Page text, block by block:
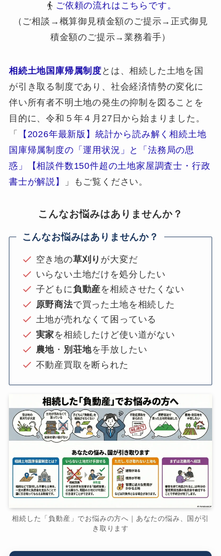
ご依頼の流れはこちらです。
（ご相談→概算御見積金額のご提示→正式御見
積金額のご提示→業務着手）
相続土地国庫帰属制度 とは、相続した土地を国
が引き取る制度であり、社会経済情勢の変化に
伴い所有者不明土地の発生の抑制を図ることを
目的に、令和５年４月27日から始まりました。
「
【2026年最新版】統計から読み解く相続土地
国庫帰属制度の「運用状況」と「法務局の思
惑」【相談件数150件超の土地家屋調査士・行政
書士が解説】
」もご覧ください。
こんなお悩みはありませんか？
こんなお悩みはありませんか？
空き地の草刈り が大変だ
いらない土地だけを処分したい
子どもに負動産を相続させたくない
原野商法で買った土地を相続した
土地が売れなくて困っている
実家を相続したけど使い道がない
農地 ・ 別荘地を手放したい
不動産買取を断られた
相続した「負動産」でお悩みの方へ｜あなたの悩み、国が引
き取ります